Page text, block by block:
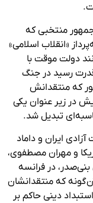
منتخبی که
«انقلاب اسلامی»
دولت موقت با
رسید در جنگ
که منتقدانش
در زیر عنوان یکی
تبدیل شد.
ایران و داماد
و مهران مصطفوی،
در فرانسه
که منتقدانشان
دینی حاکم بر